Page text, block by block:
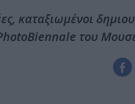
καταξιωμένοι
του